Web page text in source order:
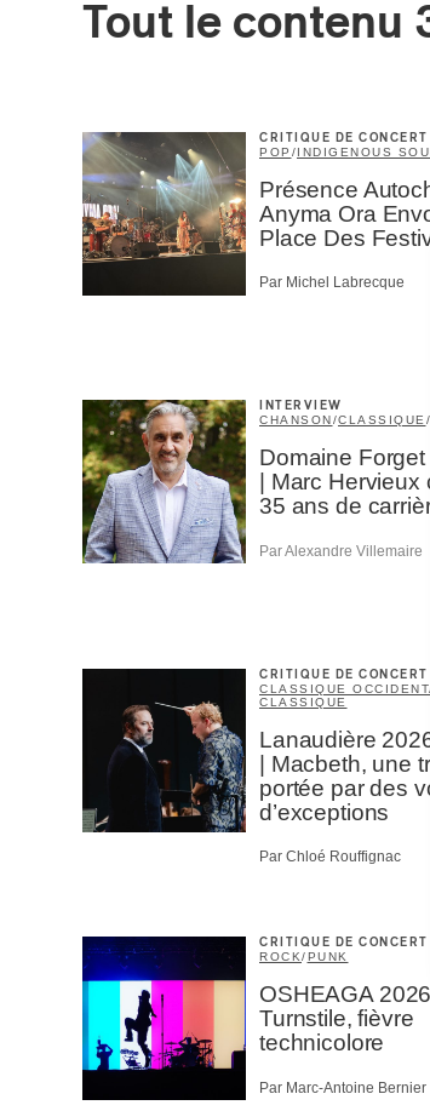
Tout le contenu
CRITIQUE DE CONCERT
POP /INDIGENOUS
Présence
Anyma Ora
Place Des
Par Michel Labrecque
INTERVIEW
CHANSON /CLASSIQUE/
Domaine
| Marc Hervieux
35 ans de
Par Alexandre Villemaire
CRITIQUE DE CONCERT
CLASSIQUE
CLASSIQUE
Lanaudière
| Macbeth, une
portée par des
d’exceptions
Par Chloé Rouffignac
CRITIQUE DE CONCERT
ROCK/PUNK
OSHEAGA
Turnstile, fièvre
technicolore
Par Marc-Antoine Bernier